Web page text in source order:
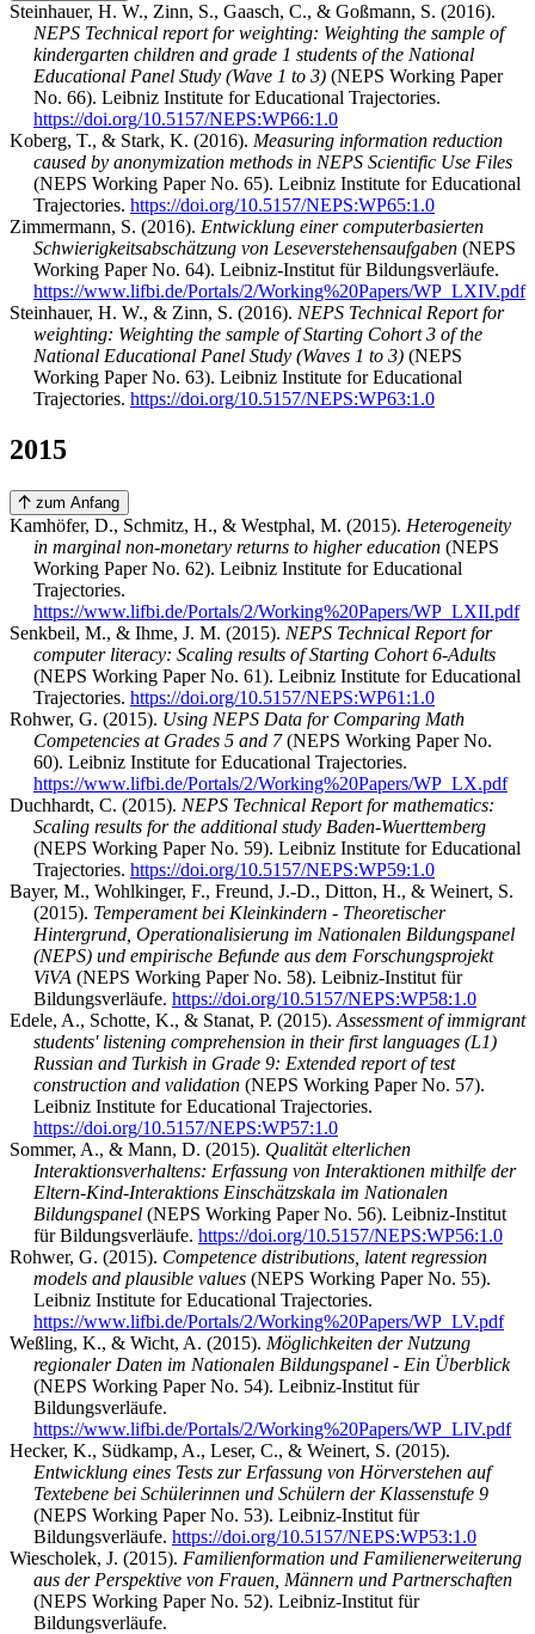
Steinhauer, H. W., Zinn, S., Gaasch, C., & Goßmann, S. (2016).
NEPS Technical report for weighting: Weighting the sample of
kindergarten children and grade 1 students of the National
Educational Panel Study (Wave 1 to 3) (NEPS Working Paper
No. 66). Leibniz Institute for Educational Trajectories.
https://doi.org/10.5157/NEPS:WP66:1.0
Koberg, T., & Stark, K. (2016). Measuring information reduction
caused by anonymization methods in NEPS Scientific Use Files
(NEPS Working Paper No. 65). Leibniz Institute for Educational
Trajectories. https://doi.org/10.5157/NEPS:WP65:1.0
Zimmermann, S. (2016). Entwicklung einer computerbasierten
Schwierigkeitsabschätzung von Leseverstehensaufgaben (NEPS
Working Paper No. 64). Leibniz-Institut für Bildungsverläufe.
https://www.lifbi.de/Portals/2/Working%20Papers/WP_LXIV.pdf
Steinhauer, H. W., & Zinn, S. (2016). NEPS Technical Report for
weighting: Weighting the sample of Starting Cohort 3 of the
National Educational Panel Study (Waves 1 to 3) (NEPS
Working Paper No. 63). Leibniz Institute for Educational
Trajectories. https://doi.org/10.5157/NEPS:WP63:1.0
2015
zum Anfang
Kamhöfer, D., Schmitz, H., & Westphal, M. (2015). Heterogeneity
in marginal non-monetary returns to higher education (NEPS
Working Paper No. 62). Leibniz Institute for Educational
Trajectories.
https://www.lifbi.de/Portals/2/Working%20Papers/WP_LXII.pdf
Senkbeil, M., & Ihme, J. M. (2015). NEPS Technical Report for
computer literacy: Scaling results of Starting Cohort 6-Adults
(NEPS Working Paper No. 61). Leibniz Institute for Educational
Trajectories. https://doi.org/10.5157/NEPS:WP61:1.0
Rohwer, G. (2015). Using NEPS Data for Comparing Math
Competencies at Grades 5 and 7(NEPS Working Paper No.
60). Leibniz Institute for Educational Trajectories.
https://www.lifbi.de/Portals/2/Working%20Papers/WP_LX.pdf
Duchhardt, C. (2015). NEPS Technical Report for mathematics:
Scaling results for the additional study Baden-Wuerttemberg
(NEPS Working Paper No. 59). Leibniz Institute for Educational
Trajectories. https://doi.org/10.5157/NEPS:WP59:1.0
Bayer, M., Wohlkinger, F., Freund, J.-D., Ditton, H., & Weinert, S.
(2015). Temperament bei Kleinkindern - Theoretischer
Hintergrund, Operationalisierung im Nationalen Bildungspanel
(NEPS) und empirische Befunde aus dem Forschungsprojekt
ViVA (NEPS Working Paper No. 58). Leibniz-Institut für
Bildungsverläufe. https://doi.org/10.5157/NEPS:WP58:1.0
Edele, A., Schotte, K., & Stanat, P. (2015). Assessment of immigrant
students' listening comprehension in their first languages (L1)
Russian and Turkish in Grade 9: Extended report of test
construction and validation (NEPS Working Paper No. 57).
Leibniz Institute for Educational Trajectories.
https://doi.org/10.5157/NEPS:WP57:1.0
Sommer, A., & Mann, D. (2015). Qualität elterlichen
Interaktionsverhaltens: Erfassung von Interaktionen mithilfe der
Eltern-Kind-Interaktions Einschätzskala im Nationalen
Bildungspanel (NEPS Working Paper No. 56). Leibniz-Institut
für Bildungsverläufe. https://doi.org/10.5157/NEPS:WP56:1.0
Rohwer, G. (2015). Competence distributions, latent regression
models and plausible values (NEPS Working Paper No. 55).
Leibniz Institute for Educational Trajectories.
https://www.lifbi.de/Portals/2/Working%20Papers/WP_LV.pdf
Weßling, K., & Wicht, A. (2015). Möglichkeiten der Nutzung
regionaler Daten im Nationalen Bildungspanel - Ein Überblick
(NEPS Working Paper No. 54). Leibniz-Institut für
Bildungsverläufe.
https://www.lifbi.de/Portals/2/Working%20Papers/WP_LIV.pdf
Hecker, K., Südkamp, A., Leser, C., & Weinert, S. (2015).
Entwicklung eines Tests zur Erfassung von Hörverstehen auf
Textebene bei Schülerinnen und Schülern der Klassenstufe 9
(NEPS Working Paper No. 53). Leibniz-Institut für
Bildungsverläufe. https://doi.org/10.5157/NEPS:WP53:1.0
Wiescholek, J. (2015). Familienformation und Familienerweiterung
aus der Perspektive von Frauen, Männern und Partnerschaften
(NEPS Working Paper No. 52). Leibniz-Institut für
Bildungsverläufe.